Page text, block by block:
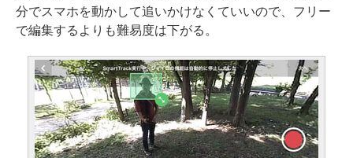
分でスマホを動かして追いかけなくていいので、フリー
で編集するよりも難易度は下がる。